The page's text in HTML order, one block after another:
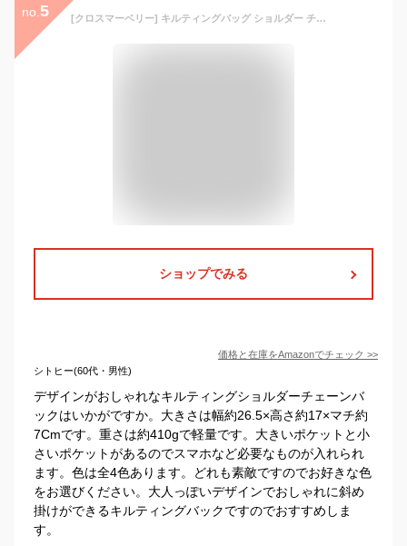
no. 5 [クロスマーベリー] キルティングバッグ ショルダー チェーン 大きめ 斜めがけ レディース レザー 2way 大容量 R47 Black
ショップでみる
価格と在庫をAmazonでチェック >>
シトヒー(60代・男性)
デザインがおしゃれなキルティングショルダーチェーンバ
ックはいかがですか。大きさは幅約26.5×高さ約17×マチ約
7Cmです。重さは約410gで軽量です。大きいポケットと小
さいポケットがあるのでスマホなど必要なものが入れられ
ます。色は全4色あります。どれも素敵ですのでお好きな色
をお選びください。大人っぽいデザインでおしゃれに斜め
掛けができるキルティングバックですのでおすすめしま
す。